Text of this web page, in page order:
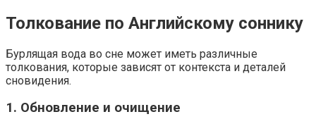
Толкование по Английскому соннику
Бурлящая вода во сне может иметь различные
толкования, которые зависят от контекста и деталей
сновидения.
1. Обновление и очищение